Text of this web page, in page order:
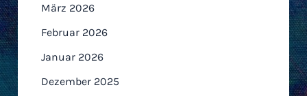
März 2026
Februar 2026
Januar 2026
Dezember 2025